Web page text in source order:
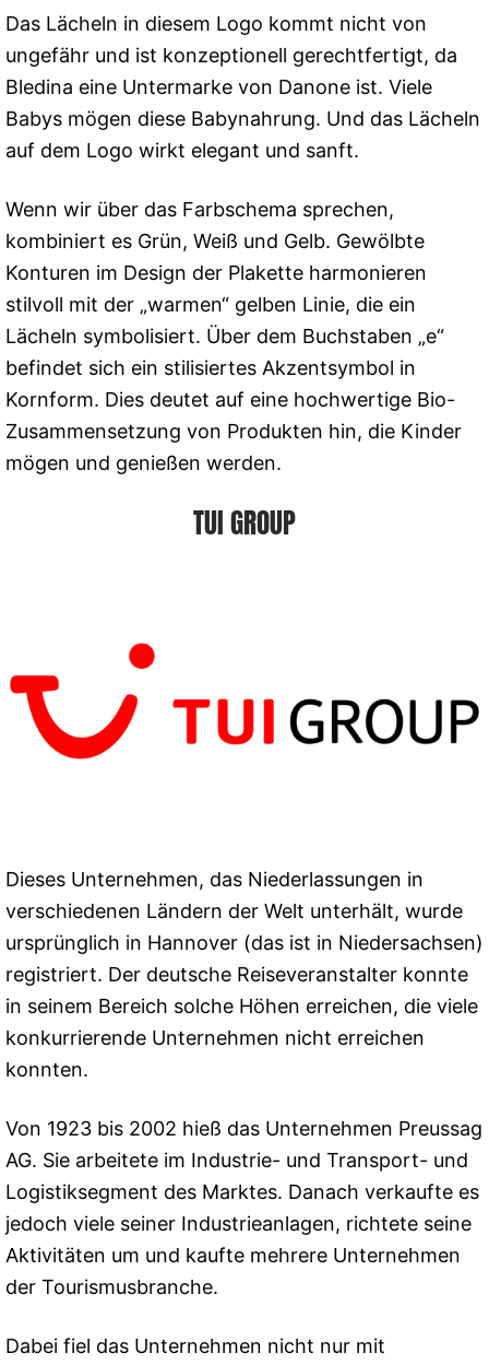
Das Lächeln in diesem Logo kommt nicht von
ungefähr und ist konzeptionell gerechtfertigt, da
Bledina eine Untermarke von Danone ist. Viele
Babys mögen diese Babynahrung. Und das Lächeln
auf dem Logo wirkt elegant und sanft.
Wenn wir über das Farbschema sprechen,
kombiniert es Grün, Weiß und Gelb. Gewölbte
Konturen im Design der Plakette harmonieren
stilvoll mit der „warmen“ gelben Linie, die ein
Lächeln symbolisiert. Über dem Buchstaben „e“
befindet sich ein stilisiertes Akzentsymbol in
Kornform. Dies deutet auf eine hochwertige Bio-
Zusammensetzung von Produkten hin, die Kinder
mögen und genießen werden.
TUI GROUP
Dieses Unternehmen, das Niederlassungen in
verschiedenen Ländern der Welt unterhält, wurde
ursprünglich in Hannover (das ist in Niedersachsen)
registriert. Der deutsche Reiseveranstalter konnte
in seinem Bereich solche Höhen erreichen, die viele
konkurrierende Unternehmen nicht erreichen
konnten.
Von 1923 bis 2002 hieß das Unternehmen Preussag
AG. Sie arbeitete im Industrie- und Transport- und
Logistiksegment des Marktes. Danach verkaufte es
jedoch viele seiner Industrieanlagen, richtete seine
Aktivitäten um und kaufte mehrere Unternehmen
der Tourismusbranche.
Dabei fiel das Unternehmen nicht nur mit